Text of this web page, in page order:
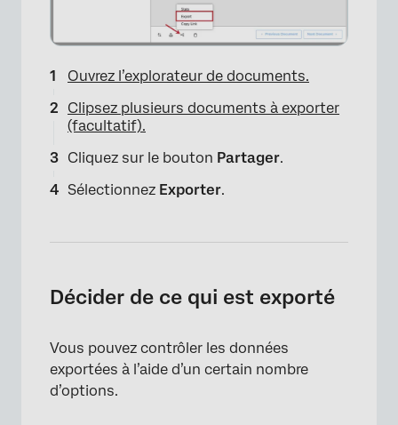
Ouvrez l’explorateur de documents.
Clipsez plusieurs documents à exporter
(facultatif).
Cliquez sur le bouton Partager.
Sélectionnez Exporter.
Décider de ce qui est exporté
Vous pouvez contrôler les données
exportées à l’aide d’un certain nombre
d’options.